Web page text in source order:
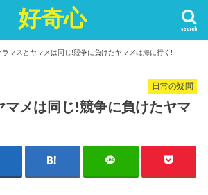
好奇心 search
ラマスとヤマメは同じ!競争に負けたヤマメは海に行く!
日常の疑問
マメは同じ!競争に負けたヤマ